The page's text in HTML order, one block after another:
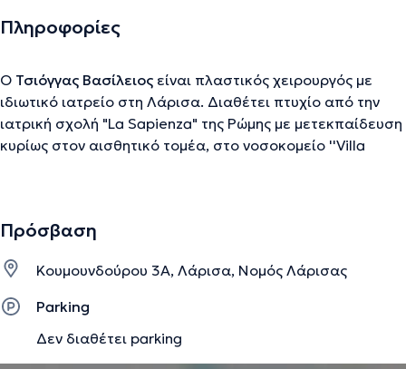
Πληροφορίες
Ο Τσιόγγας Βασίλειος είναι πλαστικός χειρουργός με
ιδιωτικό ιατρείο στη Λάρισα. Διαθέτει πτυχίο από την
ιατρική σχολή "La Sapienza" της Ρώμης με μετεκπαίδευση
κυρίως στον αισθητικό τομέα, στο νοσοκομείο ''Villa
όπως η ανόρθωση στήθους, η αποκατάσταση από
ρυτίδες έκφρασεις, η χαλάρωση κ.α.
Την περιγραφή επιμελείται η ομάδα του doctoranytime βασισμένη σε
Πρόσβαση
Κουμουνδούρου 3Α, Λάρισα, Νομός Λάρισας
Parking
Δεν διαθέτει parking